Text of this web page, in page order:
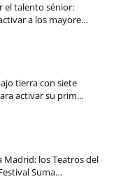
el talento sénior:
a los mayore…
tierra con siete
activar su prim…
los Teatros del
Suma…